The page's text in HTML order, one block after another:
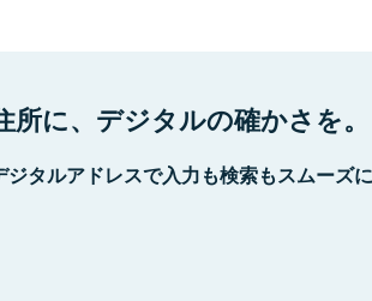
所に、デジタルの確かさを。
ジタルアドレスで入力も検索もスムーズ